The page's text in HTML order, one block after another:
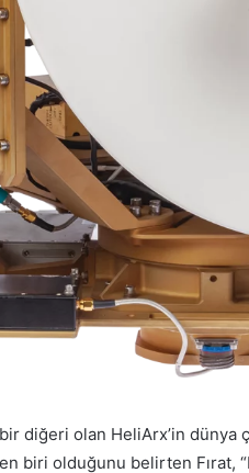
diğeri olan HeliArx’in dünya
biri olduğunu belirten Fırat,